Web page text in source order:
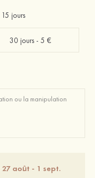
15 jours
30 jours - 5 €
27 août - 1 sept.